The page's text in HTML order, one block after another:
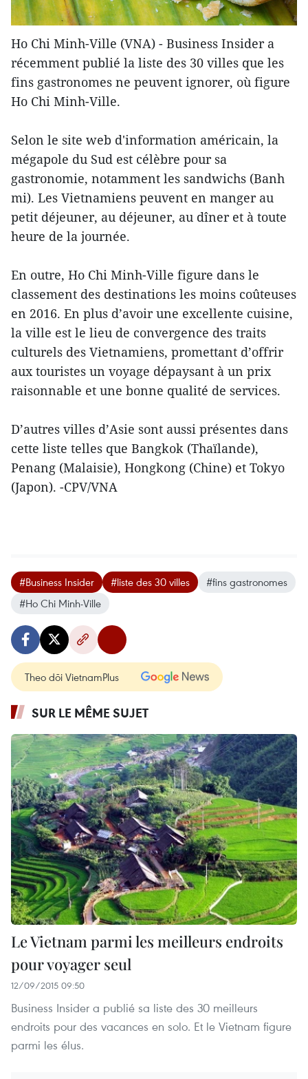
H​o Chi Minh-Ville (VNA) - Business Insider a
récemment publié la liste des 30 villes que les
fins gastronomes ne peuvent ignorer, où figure
Ho Chi Minh-Ville.
Selon le site web d'information américain, la
mégapole du Sud est célèbre pour sa
gastronomie, notamment les sandwichs (Banh
mi). Les Vietnamiens peuvent ​en manger au
petit déjeuner, au déjeuner, au dîner ​et à toute
heure de la journée.
En outre, Ho Chi Minh-Ville figure dans le
classement des destinations les moins coûteuses
en 2016. En plus d’avoir une excellente cuisine,
la ville est le lieu de convergence des traits
culturels des Vietnamiens, promettant d’offrir
aux touristes un voyage ​dépaysant à un prix
raisonnable et une bonne qualité de services.
D’autres villes d’Asie sont aussi présentes dans
cette liste telles que Bangkok (Thaïlande),
Penang (Malaisie), Hongkong (Chine) et Tokyo
(Japon). -CPV/VNA
#Business Insider #liste des 30 villes
#fins gastronomes
#Ho Chi Minh-Ville
Theo dõi VietnamPlus
SUR LE MÊME SUJET
Le Vietnam parmi les meilleurs endroits
pour voyager seul
12/09/2015 09:50
Business Insider a publié sa liste des 30 meilleurs
endroits pour des vacances en solo. Et le Vietnam figure
parmi les élus.